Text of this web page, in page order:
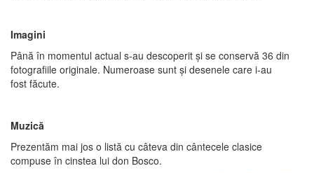
Imagini
Până în momentul actual s-au descoperit şi se conservă 36 din
fotografiile originale. Numeroase sunt şi desenele care i-au
fost făcute.
Muzică
Prezentăm mai jos o listă cu câteva din cântecele clasice
compuse în cinstea lui don Bosco.